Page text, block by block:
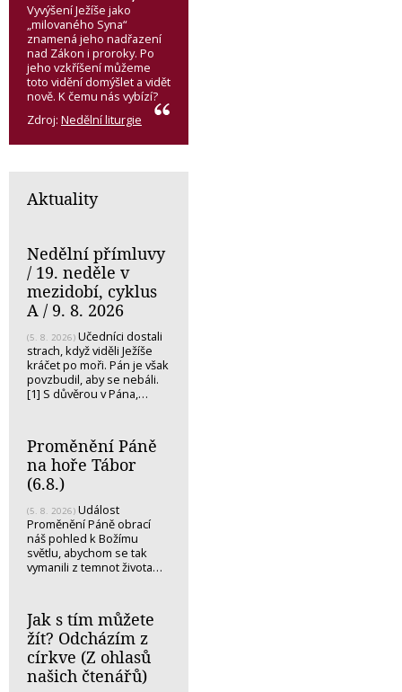
Vyvýšení Ježíše jako
„milovaného Syna“
znamená jeho nadřazení
nad Zákon i proroky. Po
jeho vzkříšení můžeme
toto vidění domýšlet a vidět
nově. K čemu nás vybízí?
Zdroj: Nedělní liturgie
Aktuality
Nedělní přímluvy
/ 19. neděle v
mezidobí, cyklus
A / 9. 8. 2026
(5. 8. 2026) Učedníci dostali
strach, když viděli Ježíše
kráčet po moři. Pán je však
povzbudil, aby se nebáli.
[1] S důvěrou v Pána,…
Proměnění Páně
na hoře Tábor
(6.8.)
(5. 8. 2026) Událost
Proměnění Páně obrací
náš pohled k Božímu
světlu, abychom se tak
vymanili z temnot života…
Jak s tím můžete
žít? Odcházím z
církve (Z ohlasů
našich čtenářů)